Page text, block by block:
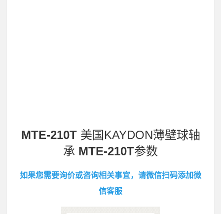
MTE-210T美国KAYDON薄壁球轴
承 MTE-210T参数
如果您需要询价或咨询相关事宜，请微信扫码添加微
信客服